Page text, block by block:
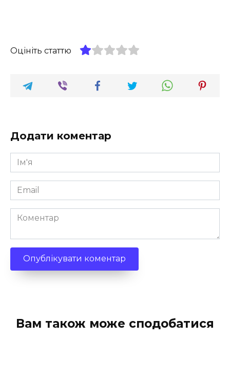
Оцініть статтю
Додати коментар
Ім'я
*
Email
*
Коментар
Вам також може сподобатися